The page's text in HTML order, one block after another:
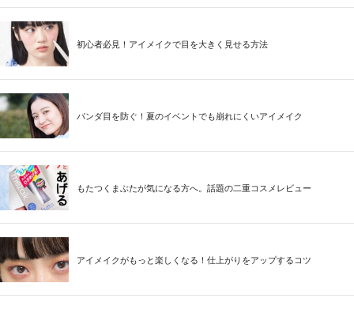
初心者必見！アイメイクで目を大きく見せる方法
パンダ目を防ぐ！夏のイベントでも崩れにくいアイメイク
もたつくまぶたが気になる方へ。話題の二重コスメレビュー
アイメイクがもっと楽しくなる！仕上がりをアップするコツ